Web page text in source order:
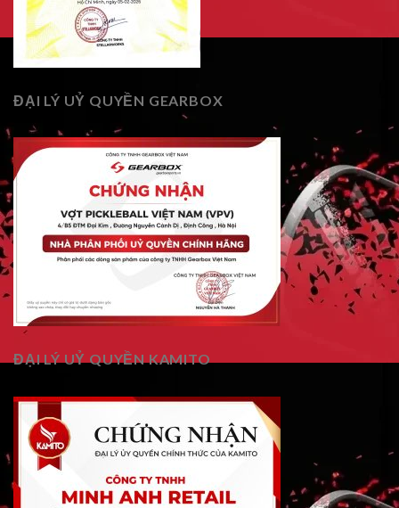
ĐẠI LÝ UỶ QUYỀN GEARBOX
ĐẠI LÝ UỶ QUYỀN KAMITO